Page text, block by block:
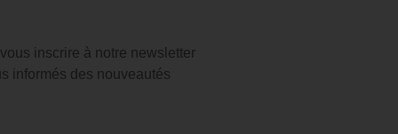
inscrire à notre newsletter
informés des nouveautés